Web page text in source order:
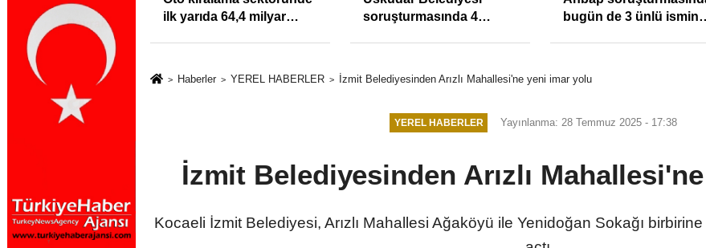
Kısacında:
Fırtınası
ilk yarıda 64,4 milyar
soruşturmasında 4
bugün de 3 ünlü ismin
Haberler YEREL HABERLER İzmit Belediyesinden Arızlı Mahallesi'ne yeni imar yolu
YEREL HABERLER Yayınlanma: 28 Temmuz 2025 - 17:38
İzmit Belediyesinden Arızlı
Kocaeli İzmit Belediyesi, Arızlı Mahallesi Ağaköyü ile Yenidoğan Sokağı